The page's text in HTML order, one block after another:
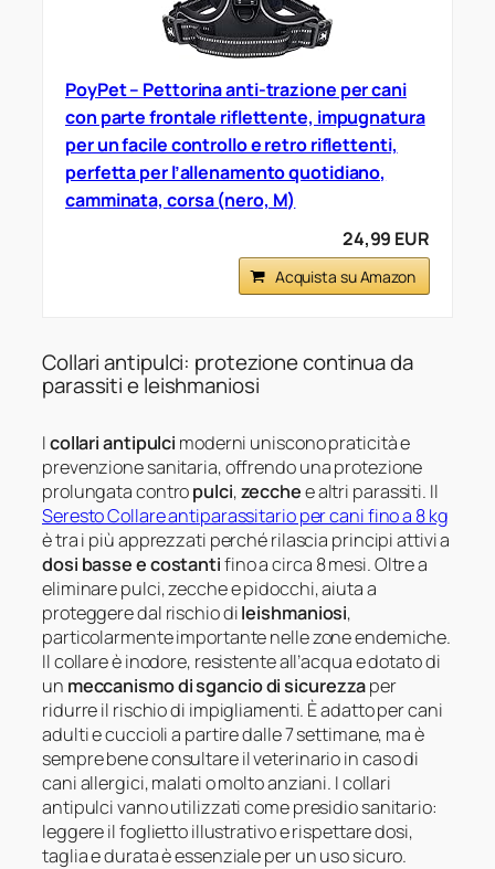
PoyPet – Pettorina anti-trazione per cani
con parte frontale riflettente, impugnatura
per un facile controllo e retro riflettenti,
perfetta per l’allenamento quotidiano,
camminata, corsa (nero, M)
24,99 EUR
Acquista su Amazon
Collari antipulci: protezione continua da
parassiti e leishmaniosi
Icollari antipulci moderni uniscono praticità e
prevenzione sanitaria, offrendo una protezione
prolungata contropulci,zecchee altri parassiti. Il
Seresto Collare antiparassitario per cani fino a 8 kg
è tra i più apprezzati perché rilascia principi attivi a
dosi basse e costantifino a circa 8 mesi. Oltre a
eliminare pulci, zecche e pidocchi, aiuta a
proteggere dal rischio dileishmaniosi,
particolarmente importante nelle zone endemiche.
Il collare è inodore, resistente all’acqua e dotato di
un meccanismo di sgancio di sicurezzaper
ridurre il rischio di impigliamenti. È adatto per cani
adulti e cuccioli a partire dalle 7 settimane, ma è
sempre bene consultare il veterinario in caso di
cani allergici, malati o molto anziani. I collari
antipulci vanno utilizzati come presidio sanitario:
leggere il foglietto illustrativo e rispettare dosi,
taglia e durata è essenziale per un uso sicuro.